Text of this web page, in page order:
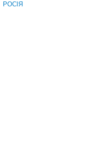
РОСІЯ